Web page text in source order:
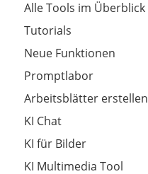
Alle Tools im Überblick
Tutorials
Neue Funktionen
Promptlabor
Arbeitsblätter erstellen
KI Chat
KI für Bilder
KI Multimedia Tool